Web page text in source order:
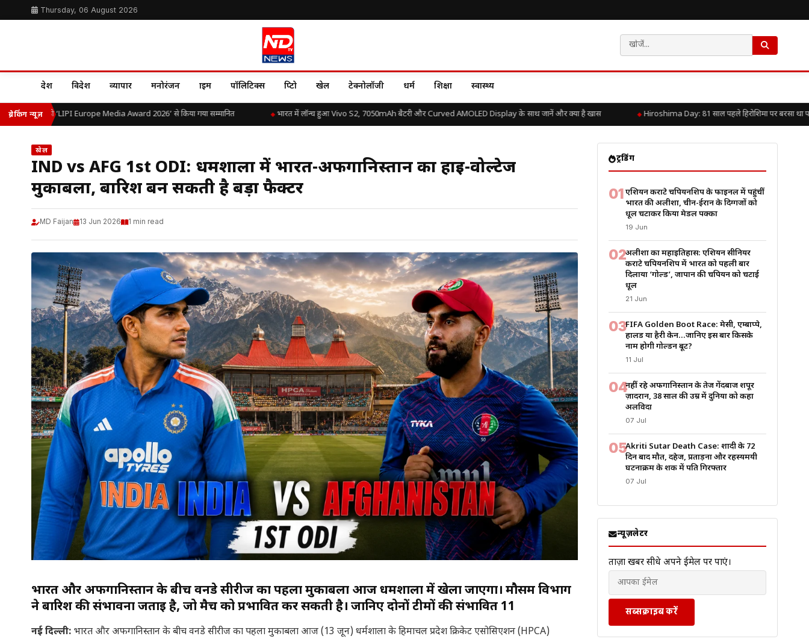
Thursday, 06 August 2026
देश विदेश व्यापार मनोरंजन क्राइम पॉलिटिक्स क्रिप्टो खेल टेक्नोलॉजी धर्म शिक्षा स्वास्थ्य
ब्रेकिंग न्यूज़
यादव को ‘LIPI Europe Media Award 2026’ से किया गया सम्मानित भारत में लॉन्च हुआ Vivo S2, 7050mAh बैटरी और Curved AMOLED Display के साथ जानें और क्या है खास Hiroshima Day: 81 साल पहले हिरोशिमा पर बरसा था
खेल
IND vs AFG 1st ODI: धर्मशाला में भारत-अफगानिस्तान का हाई-वोल्टेज
मुकाबला, बारिश बन सकती है बड़ा फैक्टर
MD Faijan 13 Jun 2026 1 min read
भारत और अफगानिस्तान के बीच वनडे सीरीज का पहला मुकाबला आज धर्मशाला में खेला जाएगा। मौसम विभाग
ने बारिश की संभावना जताई है, जो मैच को प्रभावित कर सकती है। जानिए दोनों टीमों की संभावित 11
नई दिल्ली: भारत और अफगानिस्तान के बीच वनडे सीरीज का पहला मुकाबला आज (13 जून) धर्मशाला के हिमाचल प्रदेश क्रिकेट एसोसिएशन (HPCA)
ट्रेंडिंग
01एशियन कराटे चैंपियनशिप के फाइनल में पहुंचीं
भारत की अलीशा, चीन-ईरान के दिग्गजों को
धूल चटाकर किया मेडल पक्का
19 Jun
02अलीशा का महाइतिहास: एशियन सीनियर
कराटे चैंपियनशिप में भारत को पहली बार
दिलाया ‘गोल्ड’, जापान की चैंपियन को चटाई
धूल
21 Jun
03FIFA Golden Boot Race: मेसी, एम्बाप्पे,
हालैंड या हैरी केन…जानिए इस बार किसके
नाम होगी गोल्डन बूट?
11 Jul
04नहीं रहे अफगानिस्तान के तेज गेंदबाज शपूर
ज़ादरान, 38 साल की उम्र में दुनिया को कहा
अलविदा
07 Jul
05Akriti Sutar Death Case: शादी के 72
दिन बाद मौत, दहेज, प्रताड़ना और रहस्यमयी
घटनाक्रम के शक में पति गिरफ्तार
07 Jul
न्यूज़लेटर
ताज़ा खबरें सीधे अपने ईमेल पर पाएं।
सब्सक्राइब करें